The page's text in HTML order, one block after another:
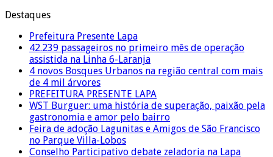
Destaques
Prefeitura Presente Lapa
42.239 passageiros no primeiro mês de operação
assistida na Linha 6-Laranja
4 novos Bosques Urbanos na região central com mais
de 4 mil árvores
PREFEITURA PRESENTE LAPA
WST Burguer: uma história de superação, paixão pela
gastronomia e amor pelo bairro
Feira de adoção Lagunitas e Amigos de São Francisco
no Parque Villa-Lobos
Conselho Participativo debate zeladoria na Lapa